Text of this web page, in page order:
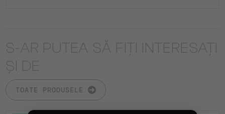
S-AR PUTEA SĂ FIȚI INTERESAȚI
ȘI DE
TOATE PRODUSELE